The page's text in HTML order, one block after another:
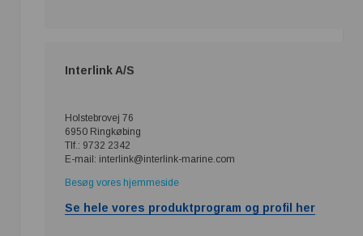
Interlink A/S
Holstebrovej 76
6950 Ringkøbing
Tlf.: 9732 2342
E-mail: interlink@interlink-marine.com
Besøg vores hjemmeside
Se hele vores produktprogram og profil her